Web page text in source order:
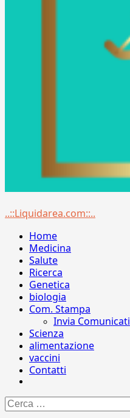
Menu
..::Liquidarea.com::..
Home
Medicina
Salute
Ricerca
Genetica
biologia
Com. Stampa
Invia Comunicati
Scienza
alimentazione
vaccini
Contatti
Ricerca
per: